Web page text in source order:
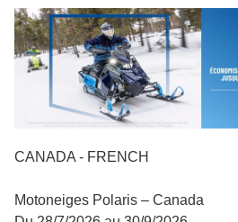
CANADA - FRENCH
Motoneiges Polaris – Canada